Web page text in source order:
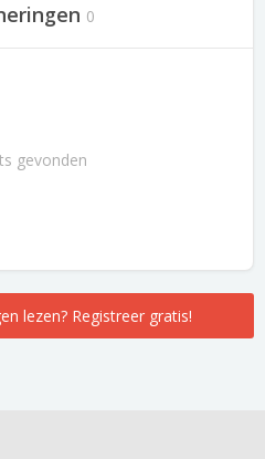
0
gevonden
lezen? Registreer gratis!